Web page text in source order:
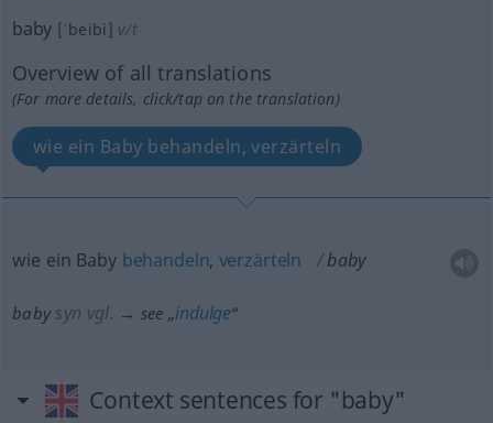
baby [ˈbeibi] v/t
Overview of all translations
(For more details, click/tap on the translation)
wie ein Baby behandeln, verzärteln
wie ein Baby behandeln, verzärteln baby
baby syn vgl. → see „indulge“
Context sentences for "baby"